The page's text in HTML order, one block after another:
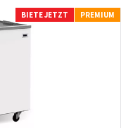
BIETE JETZT PREMIUM